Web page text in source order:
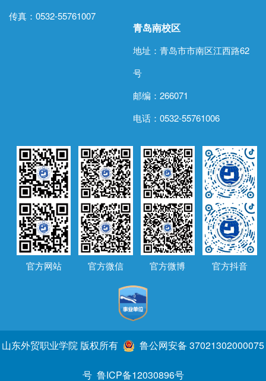
传真：0532-55761007
青岛南校区
地址：青岛市市南区江西路62
号
邮编：266071
电话：0532-55761006
官方网站 官方微信 官方微博 官方抖音
山东外贸职业学院 版权所有 鲁公网安备 37021302000075
号 鲁ICP备12030896号